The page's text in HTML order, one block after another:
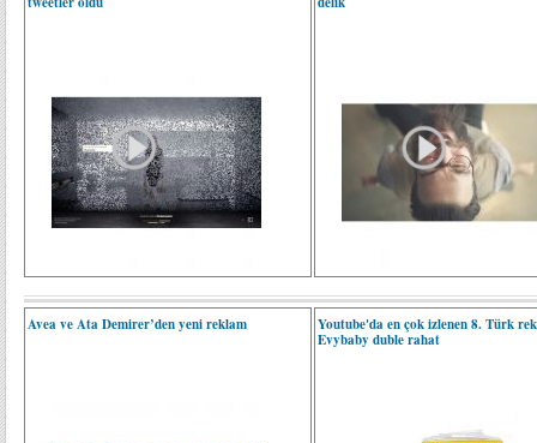
Avea ve Ata Demirer’den yeni reklam
Youtube'da en çok izlenen 8. Türk
Evybaby duble rahat